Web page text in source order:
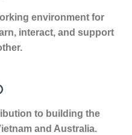
environment for
interact, and support
to building the
and Australia.